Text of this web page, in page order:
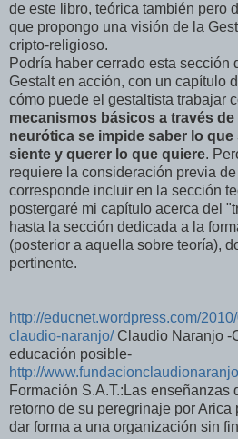
de este libro, teórica también pero
que propongo una visión de la
cripto-religioso.
Podría haber cerrado esta sección
Gestalt en acción, con un capítulo
cómo puede el gestaltista trabajar
mecanismos básicos a través
neurótica se impide saber lo
siente y querer lo que quiere.
requiere la consideración previa
corresponde incluir en la sección
postergaré mi capítulo acerca del
hasta la sección dedicada a la
(posterior a aquella sobre teoría),
pertinente.
http://educnet.wordpress.com/
claudio-naranjo/Claudio Naranjo -
educación posible-
http://
Formación S.A.T.:Las enseñanzas
retorno de su peregrinaje por Arica
dar forma a una organización sin